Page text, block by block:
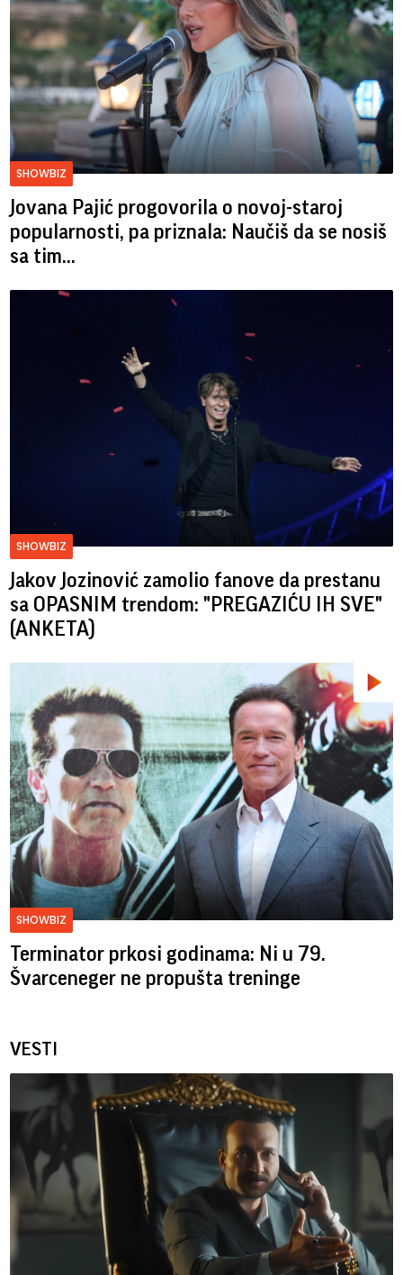
SHOWBIZ
Jovana Pajić progovorila o novoj-staroj
popularnosti, pa priznala: Naučiš da se nosiš
sa tim...
SHOWBIZ
Jakov Jozinović zamolio fanove da prestanu
sa OPASNIM trendom: "PREGAZIĆU IH SVE"
(ANKETA)
SHOWBIZ
Terminator prkosi godinama: Ni u 79.
Švarceneger ne propušta treninge
VESTI